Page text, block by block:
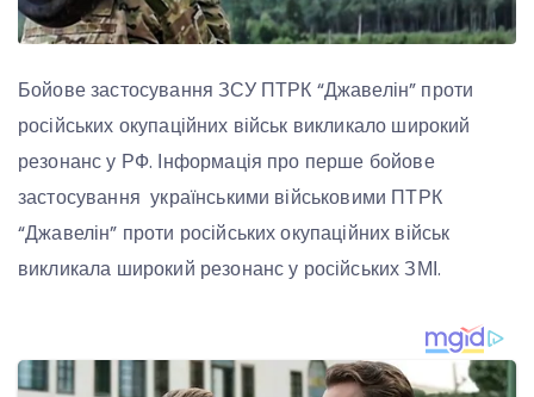
Бойове застосування ЗСУ ПТРК “Джавелін” проти
російських окупаційних військ викликало широкий
резонанс у РФ. Інформація про перше бойове
застосування українськими військовими ПТРК
“Джавелін” проти російських окупаційних військ
викликала широкий резонанс у російських ЗМІ.